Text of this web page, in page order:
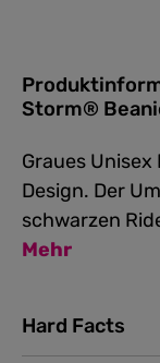
Storm®
Graues
Design. Der
schwarzen
Mehr
Hard Facts